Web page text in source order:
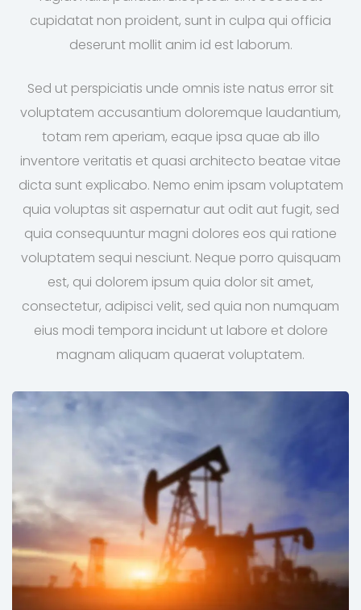
cupidatat non proident, sunt in culpa qui officia
deserunt mollit anim id est laborum.
Sed ut perspiciatis unde omnis iste natus error sit
voluptatem accusantium doloremque laudantium,
totam rem aperiam, eaque ipsa quae ab illo
inventore veritatis et quasi architecto beatae vitae
dicta sunt explicabo. Nemo enim ipsam voluptatem
quia voluptas sit aspernatur aut odit aut fugit, sed
quia consequuntur magni dolores eos qui ratione
voluptatem sequi nesciunt. Neque porro quisquam
est, qui dolorem ipsum quia dolor sit amet,
consectetur, adipisci velit, sed quia non numquam
eius modi tempora incidunt ut labore et dolore
magnam aliquam quaerat voluptatem.